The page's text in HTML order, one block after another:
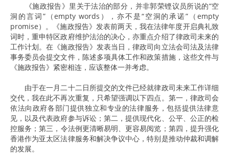
《施政报告》里关于法治的部分，并非郭荣铿议员所说的“空
洞的言词”（empty words），亦不是“空洞的承诺”（empty
promise）。《施政报告》发表前两天，我在法律年度开启典礼致
词时，重申特区政府维护法治的决心，亦重点介绍了律政司未来的
工作计划。在《施政报告》发表当日，律政司向立法会司法及法律
事务委员会提交文件，陈述多项具体工作和政策措施，这些文件与
《施政报告》紧密相连，应该整体一并考虑。
由于在一月二十二日所提交的文件已经就律政司未来工作详细
交代，我在此不再次重复，只希望强调以下四点。第一，律政司会
依法向政府各部门提供独立和专业的法律服务，包括提供法律意
见，以及代表政府参与诉讼；第二，提供现代化、公平、公正的检
控服务；第三，令法例更清晰易明、更容易阅览；第四，提升强化
香港作为亚太区法律服务和解决争议中心，特别是推动仲裁和调解
的发展。